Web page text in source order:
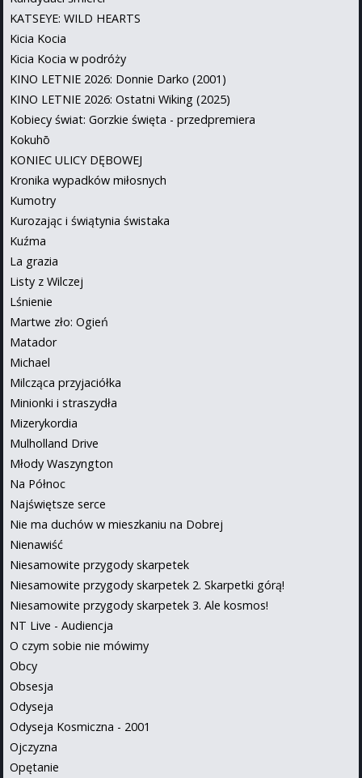
KATSEYE: WILD HEARTS
Kicia Kocia
Kicia Kocia w podróży
KINO LETNIE 2026: Donnie Darko (2001)
KINO LETNIE 2026: Ostatni Wiking (2025)
Kobiecy świat: Gorzkie święta - przedpremiera
Kokuhō
KONIEC ULICY DĘBOWEJ
Kronika wypadków miłosnych
Kumotry
Kurozając i świątynia świstaka
Kuźma
La grazia
Listy z Wilczej
Lśnienie
Martwe zło: Ogień
Matador
Michael
Milcząca przyjaciółka
Minionki i straszydła
Mizerykordia
Mulholland Drive
Młody Waszyngton
Na Północ
Najświętsze serce
Nie ma duchów w mieszkaniu na Dobrej
Nienawiść
Niesamowite przygody skarpetek
Niesamowite przygody skarpetek 2. Skarpetki górą!
Niesamowite przygody skarpetek 3. Ale kosmos!
NT Live - Audiencja
O czym sobie nie mówimy
Obcy
Obsesja
Odyseja
Odyseja Kosmiczna - 2001
Ojczyzna
Opętanie